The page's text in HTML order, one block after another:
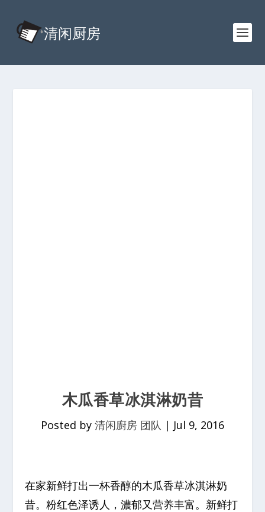
木瓜香草冰淇淋奶昔
Posted by 清闲廚房 团队 | Jul 9, 2016
在家新鲜打出一杯香醇的木瓜香草冰淇淋奶
昔。粉红色泽诱人，濃郁又营养丰富。新鲜打